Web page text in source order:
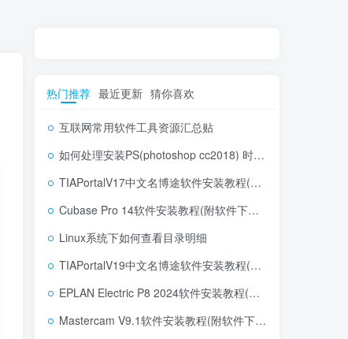
热门推荐 最近更新 猜你喜欢
互联网常用软件工具资源汇总贴
如何处理安装PS(photoshop cc2018) 时，提示系统或者IE浏览器需要升级
TIAPortalV17中文名博途软件安装教程(附软件下载地址)
Cubase Pro 14软件安装教程(附软件下载地址)
Linux系统下如何查看目录明细
TIAPortalV19中文名博途软件安装教程(附软件下载地址)
EPLAN Electric P8 2024软件安装教程(附软件下载地址)
Mastercam V9.1软件安装教程(附软件下载地址)